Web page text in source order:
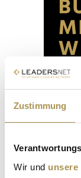
Zustimmung
Wir und unsere